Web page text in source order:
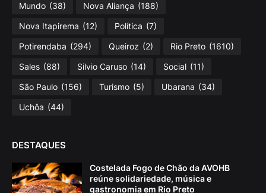
Mundo (38) Nova Aliança (188)
Nova Itapirema (12) Política (7)
Potirendaba (294) Queiroz (2) Rio Preto (1610)
Sales (88) Silvio Caruso (14) Social (11)
São Paulo (156) Turismo (5) Ubarana (34)
Uchôa (44)
DESTAQUES
Costelada Fogo de Chão da AVOHB
reúne solidariedade, música e
gastronomia em Rio Preto